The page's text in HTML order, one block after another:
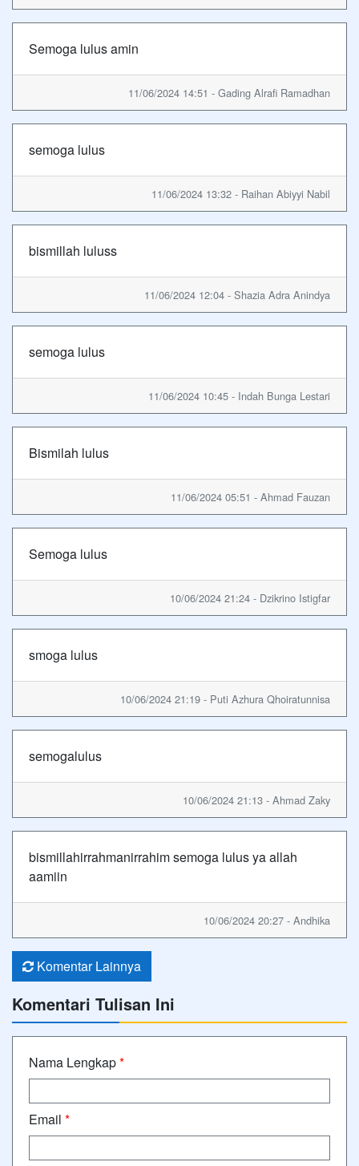
Semoga lulus amin
11/06/2024 14:51 - Gading Alrafi Ramadhan
semoga lulus
11/06/2024 13:32 - Raihan Abiyyi Nabil
bismillah luluss
11/06/2024 12:04 - Shazia Adra Anindya
semoga lulus
11/06/2024 10:45 - Indah Bunga Lestari
Bismilah lulus
11/06/2024 05:51 - Ahmad Fauzan
Semoga lulus
10/06/2024 21:24 - Dzikrino Istigfar
smoga lulus
10/06/2024 21:19 - Puti Azhura Qhoiratunnisa
semogalulus
10/06/2024 21:13 - Ahmad Zaky
bismillahirrahmanirrahim semoga lulus ya allah
aamiin
10/06/2024 20:27 - Andhika
Komentar Lainnya
Komentari Tulisan Ini
Nama Lengkap*
Email *